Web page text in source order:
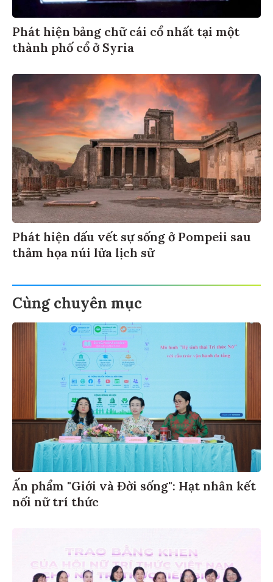
Phát hiện bảng chữ cái cổ nhất tại một
thành phố cổ ở Syria
Phát hiện dấu vết sự sống ở Pompeii sau
thảm họa núi lửa lịch sử
Cùng chuyên mục
Ấn phẩm "Giới và Đời sống": Hạt nhân kết
nối nữ trí thức